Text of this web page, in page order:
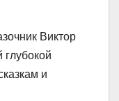
Виктор
и